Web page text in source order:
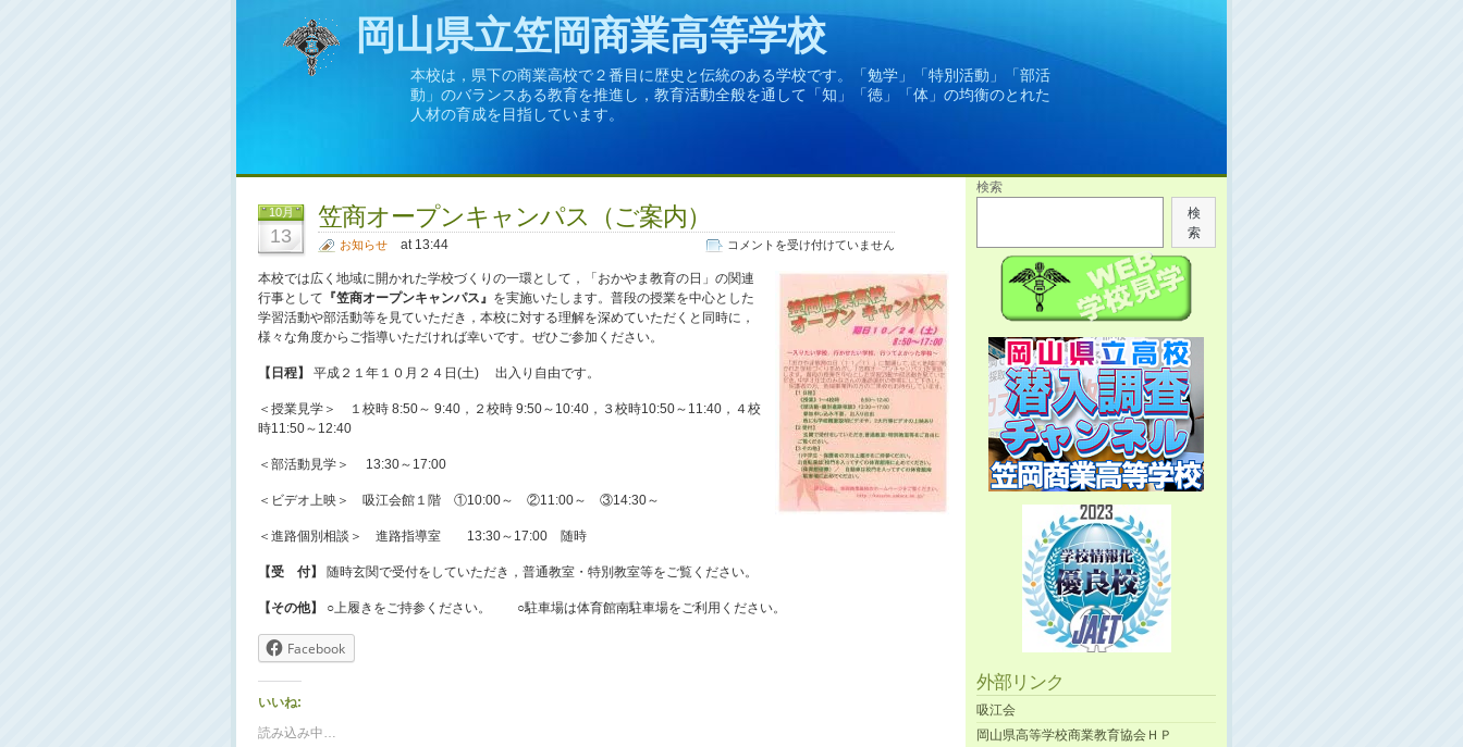
岡山県立笠岡商業高等学校
本校は，県下の商業高校で２番目に歴史と伝統のある学校です。「勉学」「特別活動」「部活
動」のバランスある教育を推進し，教育活動全般を通して「知」「徳」「体」の均衡のとれた
人材の育成を目指しています。
10月
13
笠商オープンキャンパス（ご案内）
at 13:44
お知らせ
笠
オ
ー
プ
パ
コメントを受け付けていません
本校では広く地域に開かれた学校づくりの一環として，「おかやま教育の日」の関連
行事として 『笠商オープンキャンパス』 を実施いたします。普段の授業を中心とした
学習活動や部活動等を見ていただき，本校に対する理解を深めていただくと同時に，
様々な角度からご指導いただければ幸いです。ぜひご参加ください。
【日程】 平成２１年１０月２４日(土) 出入り自由です。
＜授業見学＞ １校時 8:50～ 9:40，２校時 9:50～10:40，３校時10:50～11:40，４校
時11:50～12:40
＜部活動見学＞ 13:30～17:00
＜ビデオ上映＞ 吸江会館１階 ①10:00～ ②11:00～ ③14:30～
＜進路個別相談＞ 進路指導室 13:30～17:00 随時
【受 付】 随時玄関で受付をしていただき，普通教室・特別教室等をご覧ください。
【その他】 ○上履きをご持参ください。 ○駐車場は体育館南駐車場をご利用ください。
Facebook
いいね:
読み込み中…
検索
検
索
外部リンク
吸江会
岡山県高等学校商業教育協会ＨＰ